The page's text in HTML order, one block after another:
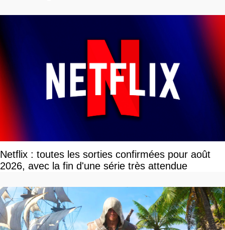
Netflix : toutes les sorties confirmées pour août
2026, avec la fin d'une série très attendue